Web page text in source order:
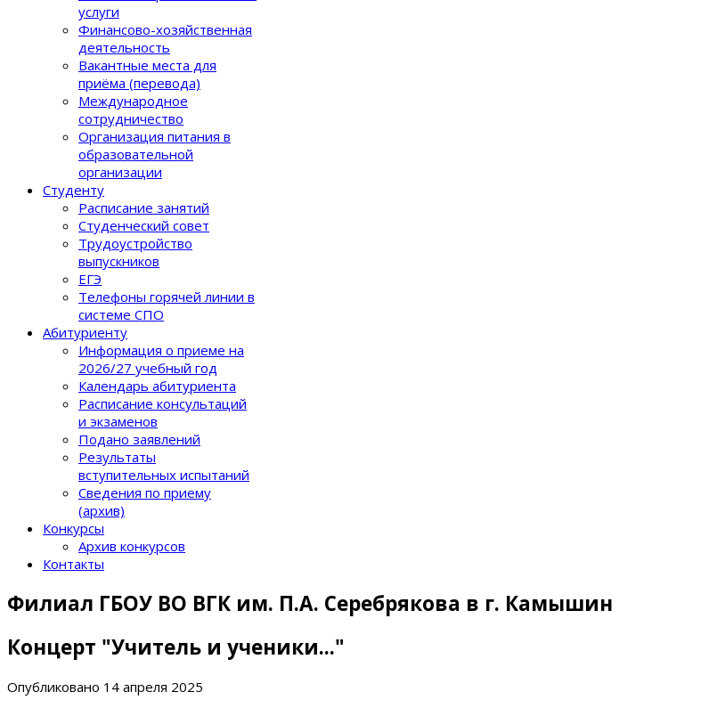
услуги
Финансово-хозяйственная
деятельность
Вакантные места для
приёма (перевода)
Международное
сотрудничество
Организация питания в
образовательной
организации
Студенту
Расписание занятий
Студенческий совет
Трудоустройство
выпускников
ЕГЭ
Телефоны горячей линии в
системе СПО
Абитуриенту
Информация о приеме на
2026/27 учебный год
Календарь абитуриента
Расписание консультаций
и экзаменов
Подано заявлений
Результаты
вступительных испытаний
Сведения по приему
(архив)
Конкурсы
Архив конкурсов
Контакты
Филиал ГБОУ ВО ВГК им. П.А. Серебрякова в г. Камышин
Концерт "Учитель и ученики..."
Опубликовано 14 апреля 2025